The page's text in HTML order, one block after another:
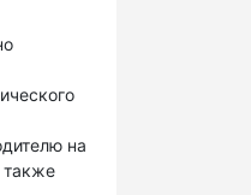
на
также